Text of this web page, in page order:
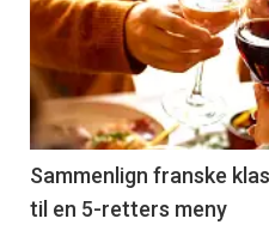
akkurat
nå
-
5
Sammenlign franske
til en 5-retters meny